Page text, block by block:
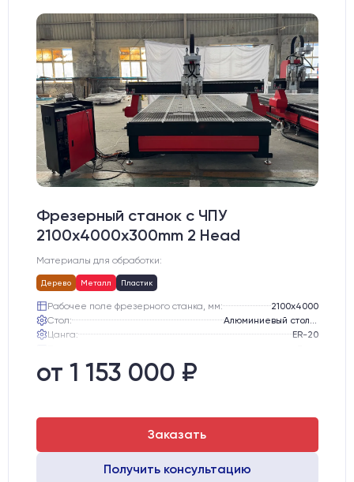
Фрезерный станок с ЧПУ
2100x4000x300mm 2 Head
Материалы для обработки:
Дерево Металл Пластик
Рабочее поле фрезерного станка, мм:
2100х4000
Стол:
Цанга:
ER-20
Вид охлаждения:
Двигатели:
от 1 153 000 ₽
Заказать
Получить консультацию